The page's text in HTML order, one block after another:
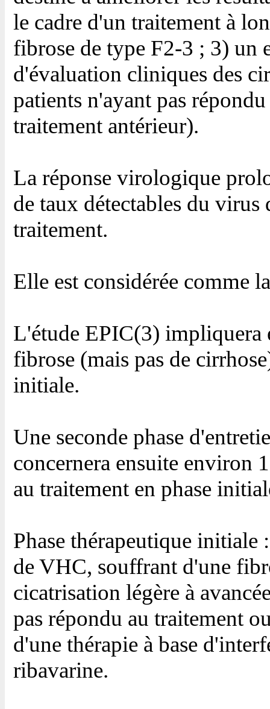
le cadre d'un traitement à
fibrose de type F2-3 ; 3) un
d'évaluation cliniques des
patients n'ayant pas
traitement antérieur).
La réponse virologique
de taux détectables du
traitement.
Elle est considérée comme
L'étude EPIC(3) impliquera
fibrose (mais pas de
initiale.
Une seconde phase
concernera ensuite environ
au traitement en phase
Phase thérapeutique initiale
de VHC, souffrant d'une
cicatrisation légère à
pas répondu au traitement
d'une thérapie à base
ribavarine.